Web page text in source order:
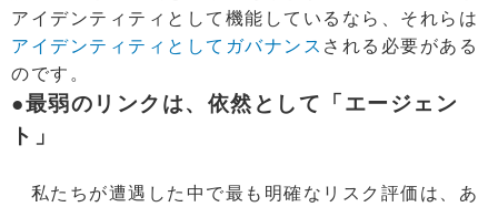
アイデンティティとして機能しているなら、それらは
アイデンティティとしてガバナンス される必要がある
のです。
●最弱のリンクは、依然として「エージェン
ト」
私たちが遭遇した中で最も明確なリスク評価は、あ